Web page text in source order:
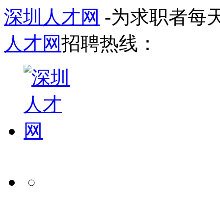
深圳人才网 -为求职者每
人才网招聘热线：